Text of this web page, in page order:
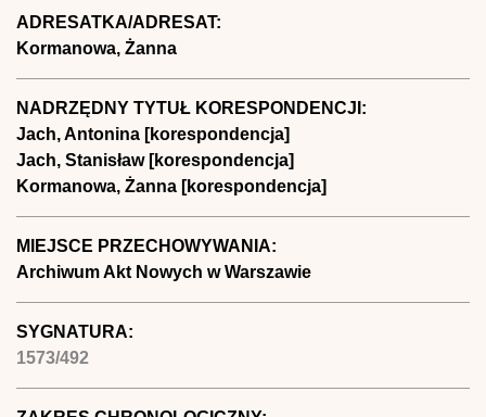
ADRESATKA/ADRESAT:
Kormanowa, Żanna
NADRZĘDNY TYTUŁ KORESPONDENCJI:
Jach, Antonina [korespondencja]
Jach, Stanisław [korespondencja]
Kormanowa, Żanna [korespondencja]
MIEJSCE PRZECHOWYWANIA:
Archiwum Akt Nowych w Warszawie
SYGNATURA:
1573/492